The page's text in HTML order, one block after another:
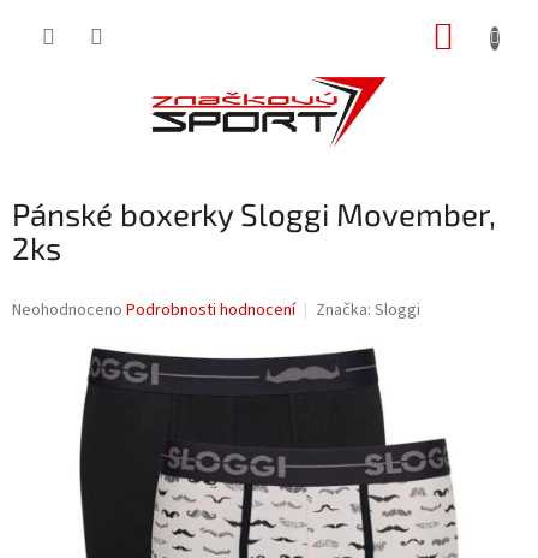
Pánské boxerky Sloggi Movember,
2ks
Průměrné
Neohodnoceno Podrobnosti hodnocení Značka: Sloggi